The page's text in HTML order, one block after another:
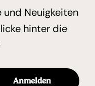
und Neuigkeiten
hinter die
Anmelden